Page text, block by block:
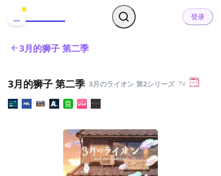
登录
3月的狮子 第二季
3月的狮子 第二季 3月のライオン 第2シリーズ TV